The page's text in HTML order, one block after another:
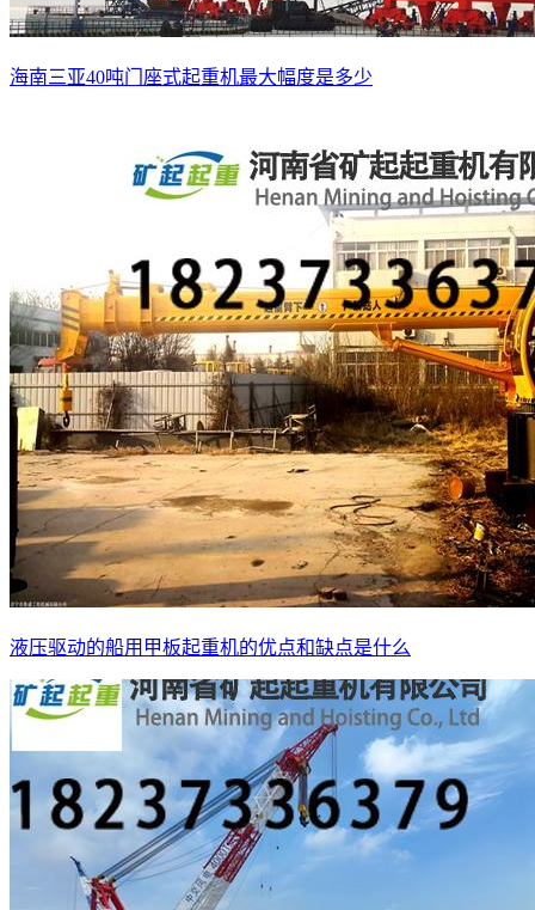
海南三亚40吨门座式起重机最大幅度是多少
液压驱动的船用甲板起重机的优点和缺点是什么